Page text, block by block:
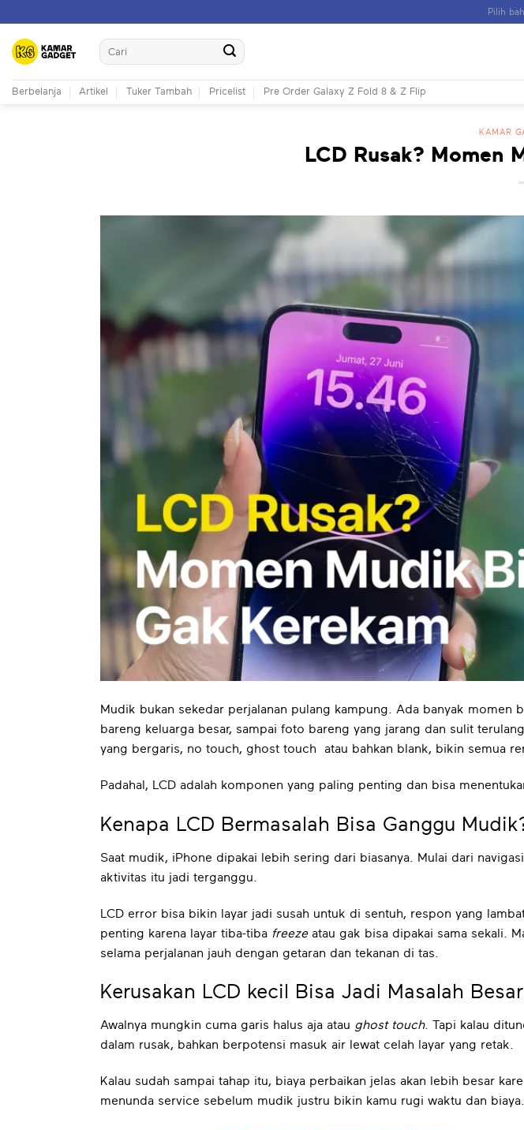
content
Search
for:
Berbelanja Artikel Tuker Tambah Pricelist Pre Order Galaxy Z Fold 8 & Z Flip
KAMAR
LCD Rusak? Momen
Mudik bukan sekedar perjalanan pulang kampung. Ada banyak momen
bareng keluarga besar, sampai foto bareng yang jarang dan sulit
yang bergaris, no touch, ghost touch atau bahkan blank, bikin semua
Padahal, LCD adalah komponen yang paling penting dan bisa
Kenapa LCD Bermasalah Bisa Ganggu
Saat mudik, iPhone dipakai lebih sering dari biasanya. Mulai dari
aktivitas itu jadi terganggu.
LCD error bisa bikin layar jadi susah untuk di sentuh, respon yang
penting karena layar tiba-tiba freezeatau gak bisa dipakai sama sekali.
selama perjalanan jauh dengan getaran dan tekanan di tas.
Kerusakan LCD kecil Bisa Jadi Masalah Besar
Awalnya mungkin cuma garis halus aja atau ghost touch. Tapi kalau
dalam rusak, bahkan berpotensi masuk air lewat celah layar yang retak.
Kalau sudah sampai tahap itu, biaya perbaikan jelas akan lebih besar
menunda service sebelum mudik justru bikin kamu rugi waktu dan biaya.